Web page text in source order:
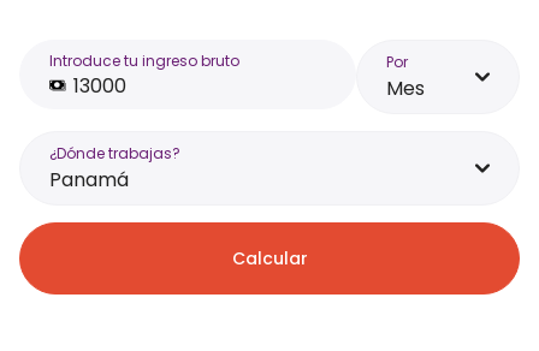
Introduce tu ingreso bruto Por
Mes
¿Dónde trabajas?
Panamá
Calcular